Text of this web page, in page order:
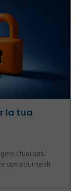
la tua
i tuoi dati.
con strumenti